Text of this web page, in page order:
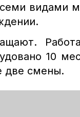
видами
10
две смены.